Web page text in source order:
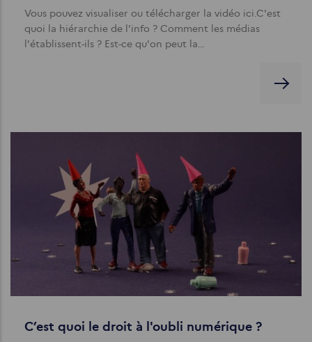
Vous pouvez visualiser ou télécharger la vidéo ici.C'est
quoi la hiérarchie de l'info ? Comment les médias
l'établissent-ils ? Est-ce qu'on peut la…
C’est quoi le droit à l'oubli numérique ?